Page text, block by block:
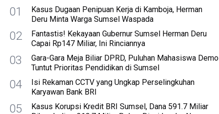
01
Kasus Dugaan Penipuan Kerja di Kamboja, Herman
Deru Minta Warga Sumsel Waspada
02
Fantastis! Kekayaan Gubernur Sumsel Herman Deru
Capai Rp147 Miliar, Ini Rinciannya
03
Gara-Gara Meja Biliar DPRD, Puluhan Mahasiswa Demo
Tuntut Prioritas Pendidikan di Sumsel
04
Isi Rekaman CCTV yang Ungkap Perselingkuhan
Karyawan Bank BRI
05
Kasus Korupsi Kredit BRI Sumsel, Dana 591.7 Miliar